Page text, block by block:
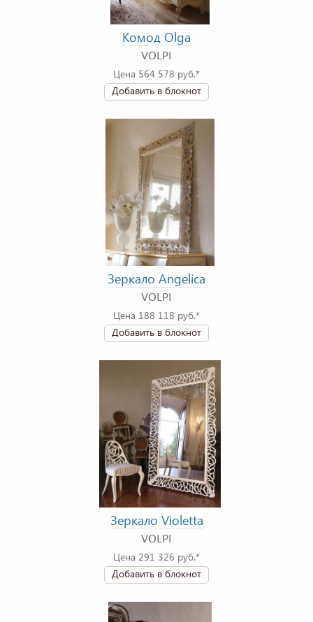
Комод Olga
VOLPI
Цена 564 578 руб.*
Добавить в блокнот
Зеркало Angelica
VOLPI
Цена 188 118 руб.*
Добавить в блокнот
Зеркало Violetta
VOLPI
Цена 291 326 руб.*
Добавить в блокнот